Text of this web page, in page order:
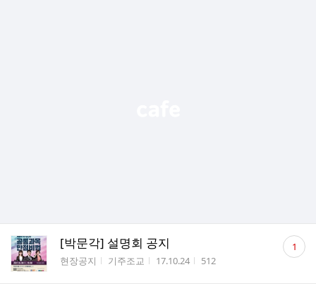
[박문각] 설명회 공지
게시판명
현장공지 작성자
기주조교 작성시간
17.10.24 조회수
512
댓
글 1